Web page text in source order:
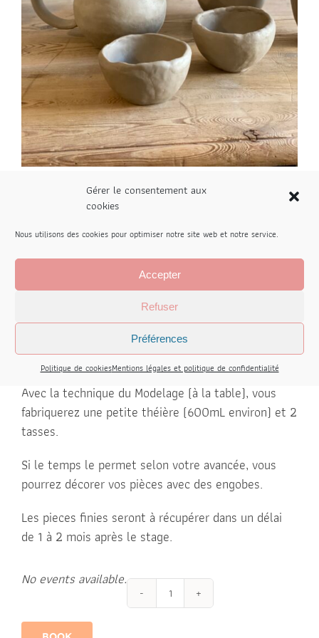
Gérer le consentement aux
cookies
Nous utilisons des cookies pour optimiser notre site web et notre service.
Accepter
Refuser
Préférences
Politique de cookiesMentions légales et politique de confidentialité
Stage Autour du Thé
150,00€
Le stage se déroule sur une journée de 10h à 17h,
avec une petite pause le midi.
Je vous accompagne, pas à pas, dans la confection
d’une petit set à thé.
Avec la technique du Modelage (à la table), vous
fabriquerez une petite théière (600mL environ) et 2
tasses.
Si le temps le permet selon votre avancée, vous
pourrez décorer vos pièces avec des engobes.
Les pieces finies seront à récupérer dans un délai
de 1 à 2 mois après le stage.
No events available.
Stage